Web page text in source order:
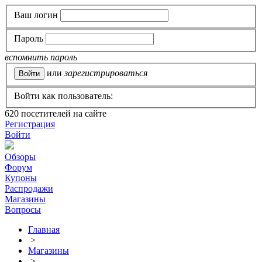
Ваш логин
Пароль
вспомнить пароль
или зарегистрироваться
Войти как пользователь:
620 посетителей на сайте
Регистрация
Войти
Обзоры
Форум
Купоны
Распродажи
Магазины
Вопросы
Главная
>
Магазины